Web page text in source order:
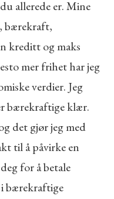
allerede er. Mine
bærekraft,
kreditt og maks
mer frihet har jeg
verdier. Jeg
bærekraftige klær.
det gjør jeg med
til å påvirke en
for å betale
i bærekraftige